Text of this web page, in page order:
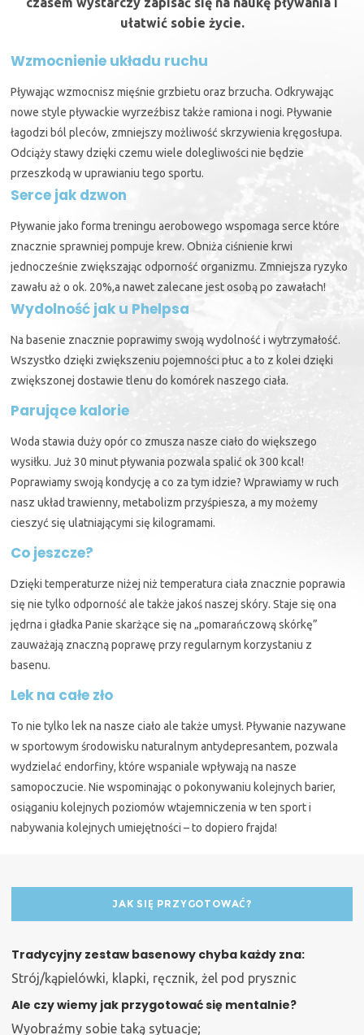
ułatwić sobie życie.
Wzmocnienie układu ruchu
Pływając wzmocnisz mięśnie grzbietu oraz brzucha. Odkrywając
nowe style pływackie wyrzeźbisz także ramiona i nogi. Pływanie
łagodzi ból pleców, zmniejszy możliwość skrzywienia kręgosłupa.
Odciąży stawy dzięki czemu wiele dolegliwości nie będzie
przeszkodą w uprawianiu tego sportu.
Serce jak dzwon
Pływanie jako forma treningu aerobowego wspomaga serce które
znacznie sprawniej pompuje krew. Obniża ciśnienie krwi
jednocześnie zwiększając odporność organizmu. Zmniejsza ryzyko
zawału aż o ok. 20%,a nawet zalecane jest osobą po zawałach!
Wydolność jak u Phelpsa
Na basenie znacznie poprawimy swoją wydolność i wytrzymałość.
Wszystko dzięki zwiększeniu pojemności płuc a to z kolei dzięki
zwiększonej dostawie tlenu do komórek naszego ciała.
Parujące kalorie
Woda stawia duży opór co zmusza nasze ciało do większego
wysiłku. Już 30 minut pływania pozwala spalić ok 300 kcal!
Poprawiamy swoją kondycję a co za tym idzie? Wprawiamy w ruch
nasz układ trawienny, metabolizm przyśpiesza, a my możemy
cieszyć się ulatniającymi się kilogramami.
Co jeszcze?
Dzięki temperaturze niżej niż temperatura ciała znacznie poprawia
się nie tylko odporność ale także jakoś naszej skóry. Staje się ona
jędrna i gładka Panie skarżące się na „pomarańczową skórkę”
zauważają znaczną poprawę przy regularnym korzystaniu z
basenu.
Lek na całe zło
To nie tylko lek na nasze ciało ale także umysł. Pływanie nazywane
w sportowym środowisku naturalnym antydepresantem, pozwala
wydzielać endorfiny, które wspaniale wpływają na nasze
samopoczucie. Nie wspominając o pokonywaniu kolejnych barier,
osiąganiu kolejnych poziomów wtajemniczenia w ten sport i
nabywania kolejnych umiejętności – to dopiero frajda!
JAK SIĘ PRZYGOTOWAĆ?
Tradycyjny zestaw basenowy chyba każdy zna:
Strój/kąpielówki, klapki, ręcznik, żel pod prysznic
Ale czy wiemy jak przygotować się mentalnie?
Wyobraźmy sobie taką sytuacje;